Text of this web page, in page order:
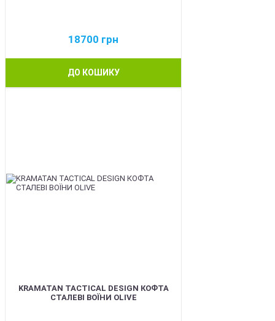
18700 грн
ДО КОШИКУ
KRAMATAN TACTICAL DESIGN КОФТА
СТАЛЕВІ ВОЇНИ OLIVE